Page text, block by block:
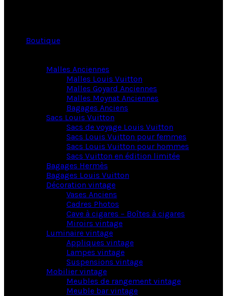
Boutique
Malles Anciennes
Malles Louis Vuitton
Malles Goyard Anciennes
Malles Moynat Anciennes
Bagages Anciens
Sacs Louis Vuitton
Sacs de voyage Louis Vuitton
Sacs Louis Vuitton pour femmes
Sacs Louis Vuitton pour hommes
Sacs Vuitton en édition limitée
Bagages Hermès
Bagages Louis Vuitton
Décoration vintage
Vases Anciens
Cadres Photos
Cave à cigares – Boîtes à cigares
Miroirs vintage
Luminaire vintage
Appliques vintage
Lampes vintage
Suspensions vintage
Mobilier vintage
Meubles de rangement vintage
Meuble bar vintage